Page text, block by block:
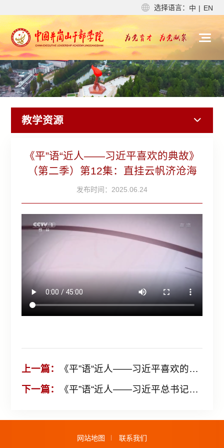
选择语言： 中 | EN
教学资源
《平”语“近人——习近平喜欢的典故》
（第二季）第12集：直挂云帆济沧海
发布时间：2025.06.24
上一篇：
《平”语“近人——习近平喜欢的典故》（第二季）第11集：敢教日月换新天
下一篇：
《平”语“近人——习近平总书记用典》（第一季）第1集：一枝一叶总关情
网站地图 联系我们